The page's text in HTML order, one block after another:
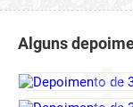
Alguns